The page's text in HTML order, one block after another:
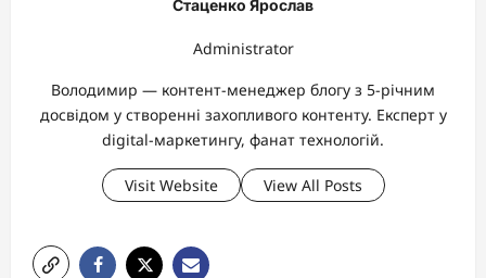
Стаценко Ярослав
Administrator
Володимир — контент-менеджер блогу з 5-річним
досвідом у створенні захопливого контенту. Експерт у
digital-маркетингу, фанат технологій.
Visit Website View All Posts